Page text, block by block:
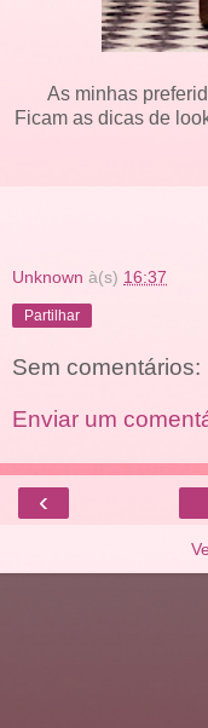
As minhas
Ficam as dicas de
Unknown à(s) 16:37
Partilhar
Sem comentários:
Enviar um
‹